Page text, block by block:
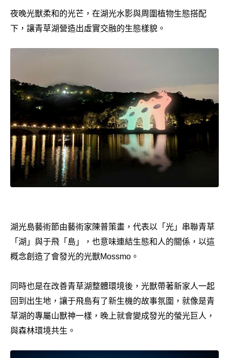
夜晚光獸柔和的光芒，在湖光水影與周圍植物生態搭配
下，讓青草湖營造出虛實交融的生態樣貌。
湖光島藝術節由藝術家陳普策畫，代表以「光」串聯青草
「湖」與于飛「島」，也意味連結生態和人的關係，以這
概念創造了會發光的光獸Mossmo。
同時也是在改善青草湖整體環境後，光獸帶著新家人一起
回到出生地，讓于飛島有了新生機的故事氛圍，就像是青
草湖的專屬山獸神一樣，晚上就會變成發光的螢光巨人，
與森林環境共生。